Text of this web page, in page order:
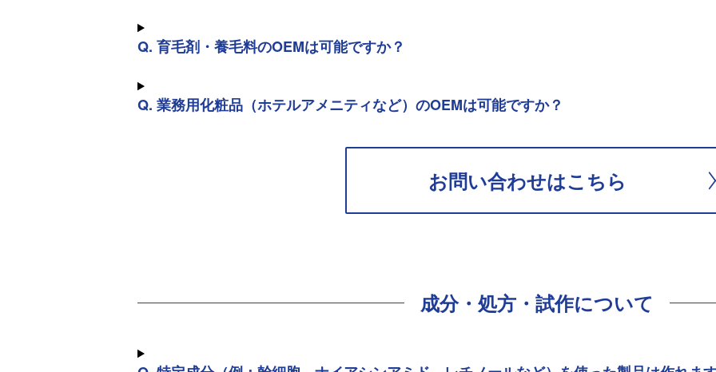
Q. 育毛剤・養毛料のOEMは可能ですか？
Q. 業務用化粧品（ホテルアメニティなど）のOEMは可能ですか？
お問い合わせはこちら
成分・処方・試作について